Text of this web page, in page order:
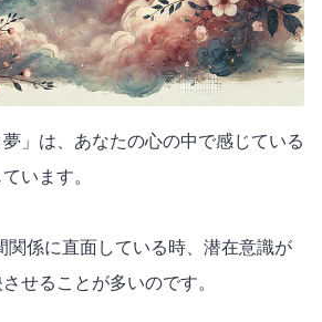
夢」は、あなたの心の中で感じている
います。
関係に直面している時、潜在意識が
せることが多いのです。